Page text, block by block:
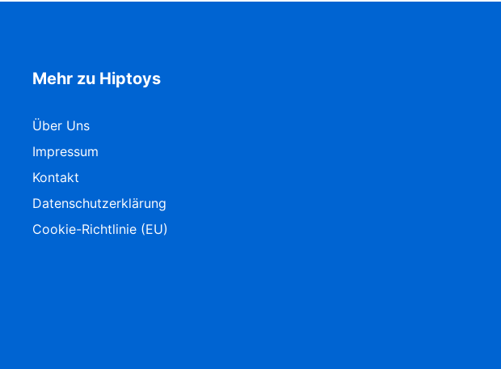
Mehr zu Hiptoys
Über Uns
Impressum
Kontakt
Datenschutzerklärung
Cookie-Richtlinie (EU)